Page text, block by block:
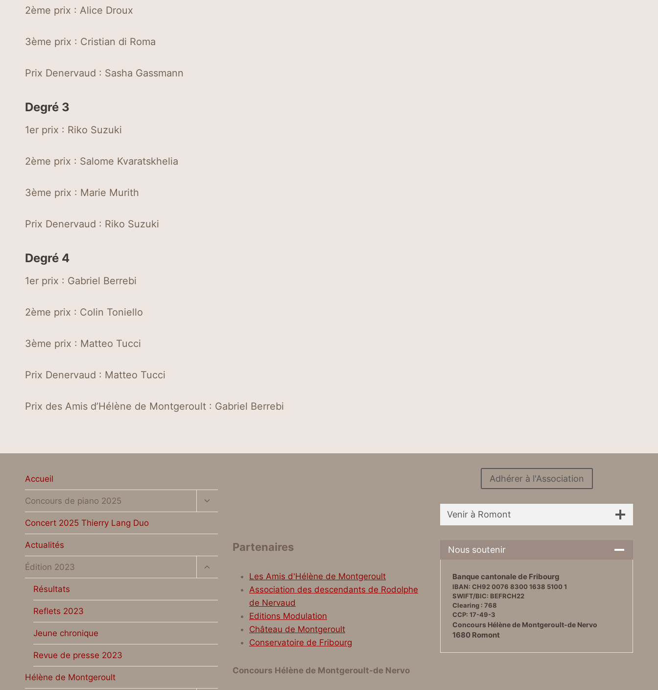
2ème prix : Alice Droux
3ème prix : Cristian di Roma
Prix Denervaud : Sasha Gassmann
Degré 3
1er prix : Riko Suzuki
2ème prix : Salome Kvaratskhelia
3ème prix : Marie Murith
Prix Denervaud : Riko Suzuki
Degré 4
1er prix : Gabriel Berrebi
2ème prix : Colin Toniello
3ème prix : Matteo Tucci
Prix Denervaud : Matteo Tucci
Prix des Amis d’Hélène de Montgeroult : Gabriel Berrebi
Accueil
Concours de piano 2025
Ouvrir/fermer
le
Concert 2025 Thierry Lang Duo
Actualités
Édition 2023
Ouvrir/fermer
le
Résultats
Reflets 2023
Jeune chronique
Revue de presse 2023
Hélène de Montgeroult
Partenaires
Les Amis d'Hélène de Montgeroult
Association des descendants de Rodolphe
de Nervaud
Editions Modulation
Château de Montgeroult
Conservatoire de Fribourg
Concours Hélène de Montgeroult-de Nervo
Adhérer à l'Association
Venir à Romont
Nous soutenir
Banque cantonale de Fribourg
IBAN: CH92 0076 8300 1638 5100 1
SWIFT/BIC: BEFRCH22
Clearing : 768
CCP: 17-49-3
Concours Hélène de Montgeroult-de Nervo
1680 Romont